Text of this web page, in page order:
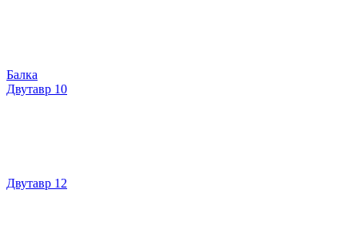
Балка
Двутавр 10
Двутавр 12